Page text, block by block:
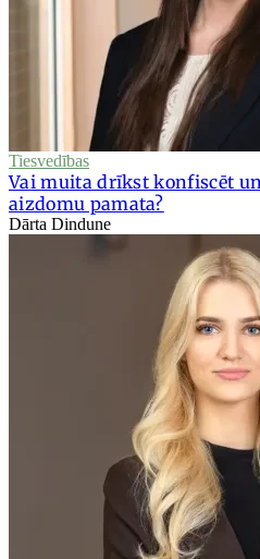
Tiesvedības
Vai muita drīkst konfiscēt
aizdomu pamata?
Dārta Dindune